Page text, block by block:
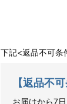
下記<返品不可条
【返品不可
お届けから7